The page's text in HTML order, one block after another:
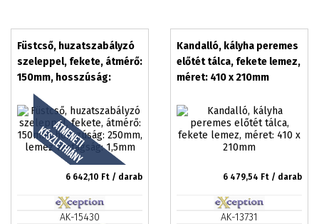
Füstcső, huzatszabályzó
szeleppel, fekete, átmérő:
150mm, hosszúság:
250mm, lemez vastagság:
1,5mm
6 642,10 Ft / darab
AK-15430
Kandalló, kályha peremes
előtét tálca, fekete lemez,
méret: 410 x 210mm
6 479,54 Ft / darab
AK-13731